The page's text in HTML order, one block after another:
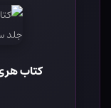
کتاب